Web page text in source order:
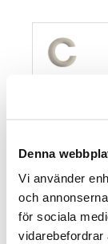
Denna
Vi använder
och
för sociala
vidarebefordrar